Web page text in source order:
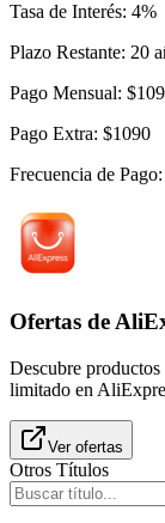
Tasa de Interés: 4%
Plazo Restante: 20
Pago Mensual: $
Pago Extra: $1090
Frecuencia de Pago:
Ofertas de
Descubre
limitado en
Ver ofertas
Otros Títulos